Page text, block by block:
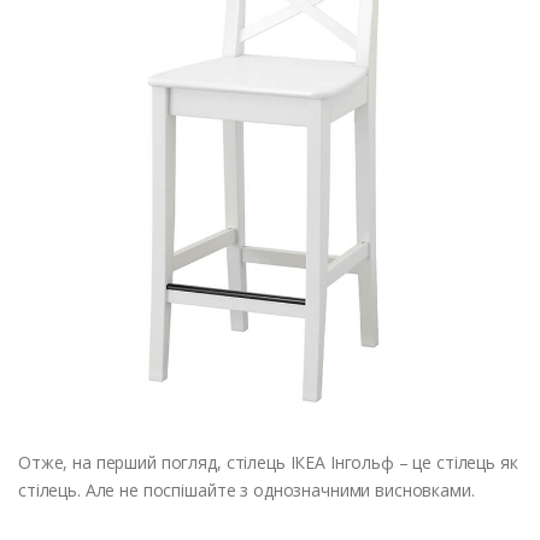
Отже, на перший погляд, стілець ІКЕА Інгольф – це стілець як
стілець. Але не поспішайте з однозначними висновками.